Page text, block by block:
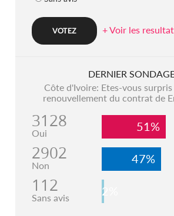
+ Voir les
DERNIER
Côte d'Ivoire: Etes-vous
renouvellement du contrat de
3128
Oui 51%
2902
Non 47%
112
Sans avis 2%